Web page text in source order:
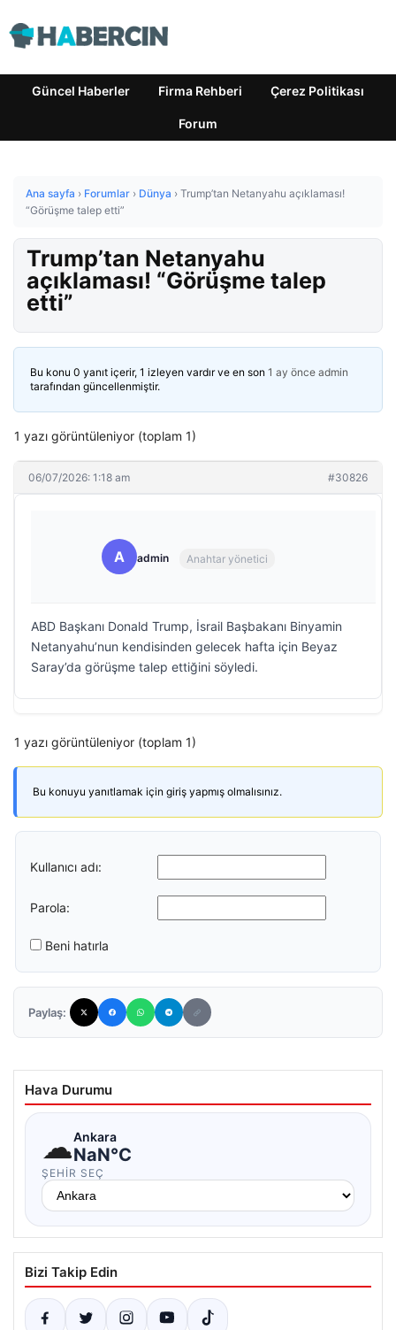
Güncel Haberler Firma Rehberi Çerez Politikası
Forum
Ana sayfa › Forumlar › Dünya › Trump’tan Netanyahu açıklaması!
“Görüşme talep etti”
Trump’tan Netanyahu
açıklaması! “Görüşme talep
etti”
Bu konu 0 yanıt içerir, 1 izleyen vardır ve en son 1 ay önce admin
tarafından güncellenmiştir.
1 yazı görüntüleniyor (toplam 1)
06/07/2026: 1:18 am #30826
A admin Anahtar yönetici
ABD Başkanı Donald Trump, İsrail Başbakanı Binyamin
Netanyahu’nun kendisinden gelecek hafta için Beyaz
Saray’da görüşme talep ettiğini söyledi.
1 yazı görüntüleniyor (toplam 1)
Bu konuyu yanıtlamak için giriş yapmış olmalısınız.
Kullanıcı adı:
Parola:
Beni hatırla
Paylaş:
Hava Durumu
☁Ankara
NaN°C
ŞEHIR SEÇ
Bizi Takip Edin